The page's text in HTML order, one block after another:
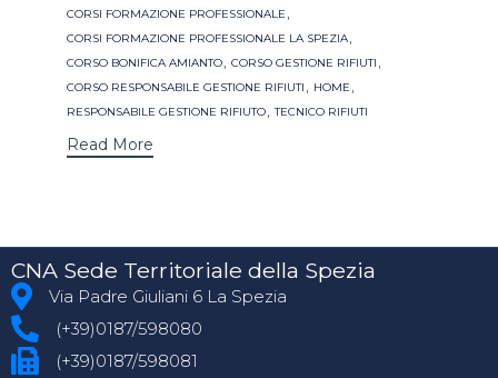
CORSI FORMAZIONE PROFESSIONALE ,
CORSI FORMAZIONE PROFESSIONALE LA SPEZIA,
CORSO BONIFICA AMIANTO, CORSO GESTIONE RIFIUTI ,
CORSO RESPONSABILE GESTIONE RIFIUTI , HOME ,
RESPONSABILE GESTIONE RIFIUTO,TECNICO RIFIUTI
Read More
CNA Sede Territoriale della Spezia
Via Padre Giuliani 6 La Spezia
(+39)0187/598080
(+39)0187/598081